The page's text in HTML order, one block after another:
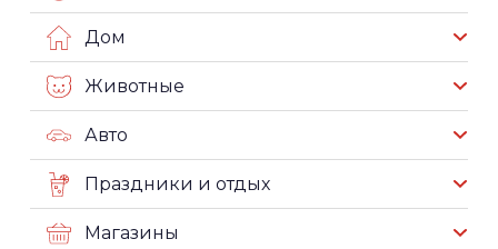
Дом
Животные
Авто
Праздники и отдых
Магазины